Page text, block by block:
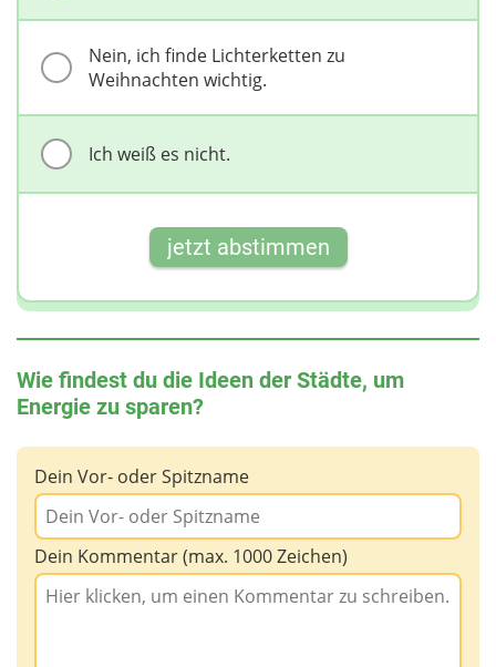
Nein, ich finde Lichterketten zu
Weihnachten wichtig.
Ich weiß es nicht.
jetzt abstimmen
Wie findest du die Ideen der Städte, um
Energie zu sparen?
Dein Vor- oder Spitzname
Dein Kommentar (max. 1000 Zeichen)